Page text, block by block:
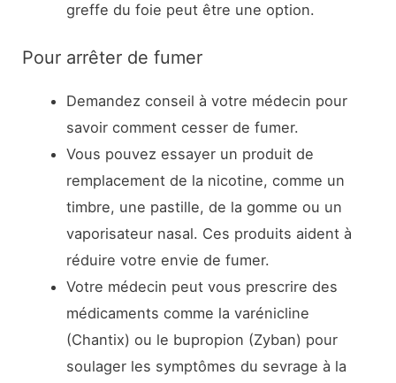
greffe du foie peut être une option.
Pour arrêter de fumer
Demandez conseil à votre médecin pour
savoir comment cesser de fumer.
Vous pouvez essayer un produit de
remplacement de la nicotine, comme un
timbre, une pastille, de la gomme ou un
vaporisateur nasal. Ces produits aident à
réduire votre envie de fumer.
Votre médecin peut vous prescrire des
médicaments comme la varénicline
(Chantix) ou le bupropion (Zyban) pour
soulager les symptômes du sevrage à la